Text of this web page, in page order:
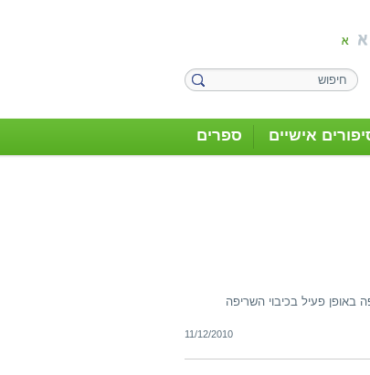
אישיים ספרים
והשתתפה באופן פעיל בכיבוי השריפה
11/12/2010